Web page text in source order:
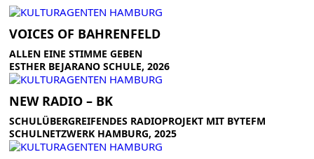
VOICES OF BAHRENFELD
ALLEN EINE STIMME GEBEN
ESTHER BEJARANO SCHULE, 2026
NEW RADIO – BK
SCHULÜBERGREIFENDES RADIOPROJEKT MIT BYTEFM
SCHULNETZWERK HAMBURG, 2025